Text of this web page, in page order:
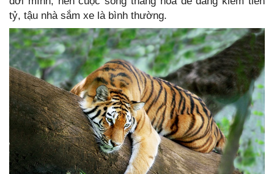
tỷ, tậu nhà sắm xe là bình thường.